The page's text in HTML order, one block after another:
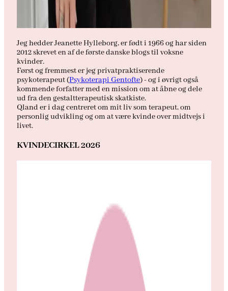
Jeg hedder Jeanette Hylleborg, er født i 1966 og har siden
2012 skrevet en af de første danske blogs til voksne
kvinder.
Først og fremmest er jeg privatpraktiserende
psykoterapeut (Psykoterapi Gentofte) - og i øvrigt også
kommende forfatter med en mission om at åbne og dele
ud fra den gestaltterapeutisk skatkiste.
Qland er i dag centreret om mit liv som terapeut, om
personlig udvikling og om at være kvinde over midtvejs i
livet.
KVINDECIRKEL 2026